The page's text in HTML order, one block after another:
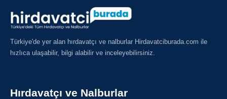
Türkiye'de yer alan hırdavatçı ve nalburlar Hirdavatciburada.com ile
hızlıca ulaşabilir, bilgi alabilir ve inceleyebilirsiniz.
Hırdavatçı ve Nalburlar